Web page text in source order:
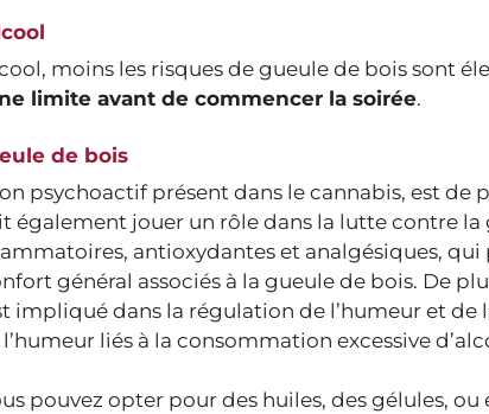
moins les risques de gueule de bois sont
limite avant de commencer la soirée.
de bois
psychoactif présent dans le cannabis, est de
jouer un rôle dans la lutte contre la
antioxydantes et analgésiques,
général associés à la gueule de bois. De
impliqué dans la régulation de l’humeur et de
liés à la consommation excessive
pouvez opter pour des huiles, des gélules, ou